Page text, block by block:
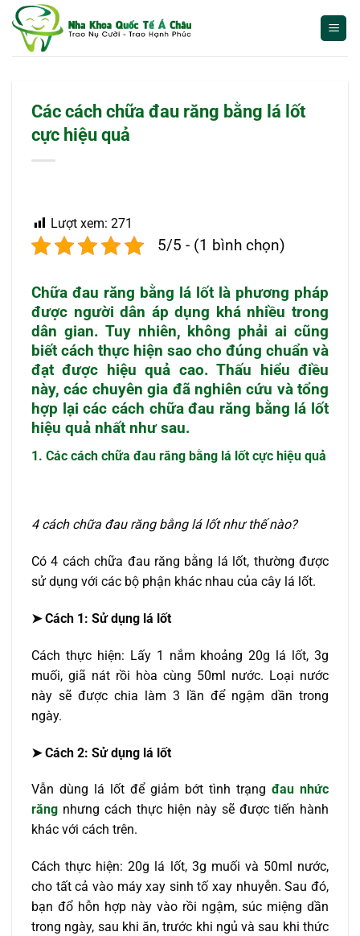
qua
Các cách chữa đau răng bằng lá lốt
cực hiệu quả
Lượt xem: 271
5/5 - (1 bình chọn)
Chữa đau răng bằng lá lốt là phương pháp
được người dân áp dụng khá nhiều trong
dân gian. Tuy nhiên, không phải ai cũng
biết cách thực hiện sao cho đúng chuẩn và
đạt được hiệu quả cao. Thấu hiểu điều
này, các chuyên gia đã nghiên cứu và tổng
hợp lại các cách chữa đau răng bằng lá lốt
hiệu quả nhất như sau.
1. Các cách chữa đau răng bằng lá lốt cực hiệu quả
4 cách chữa đau răng bằng lá lốt như thế nào?
Có 4 cách chữa đau răng bằng lá lốt, thường được
sử dụng với các bộ phận khác nhau của cây lá lốt.
➤ Cách 1: Sử dụng lá lốt
Cách thực hiện: Lấy 1 nắm khoảng 20g lá lốt, 3g
muối, giã nát rồi hòa cùng 50ml nước. Loại nước
này sẽ được chia làm 3 lần để ngậm dần trong
ngày.
➤ Cách 2: Sử dụng lá lốt
Vẫn dùng lá lốt để giảm bớt tình trạng đau nhức
răng nhưng cách thực hiện này sẽ được tiến hành
khác với cách trên.
Cách thực hiện: 20g lá lốt, 3g muối và 50ml nước,
cho tất cả vào máy xay sinh tố xay nhuyễn. Sau đó,
bạn đổ hỗn hợp này vào rồi ngậm, súc miệng dần
trong ngày, sau khi ăn, trước khi ngủ và sau khi thức